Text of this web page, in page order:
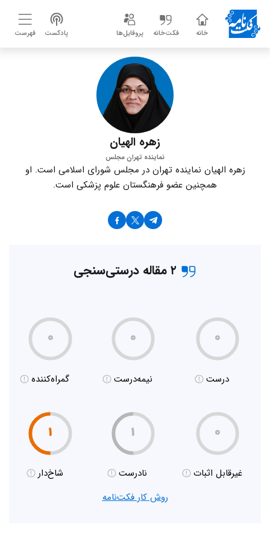
خانه فکت‌خانه پروفایل‌ها پادکست فهرست
زهره الهیان
نماینده تهران مجلس
زهره الهیان نماینده تهران در مجلس شورای اسلامی است. او
همچنین عضو فرهنگستان علوم پزشکی است.
۲ مقاله درستی‌سنجی
۰
درست
۰
نیمه‌درست
۰
گمراه‌کننده
۰
غیر‌قابل اثبات
۱
نادرست
۱
شاخ‌دار
روش کار فکت‌نامه